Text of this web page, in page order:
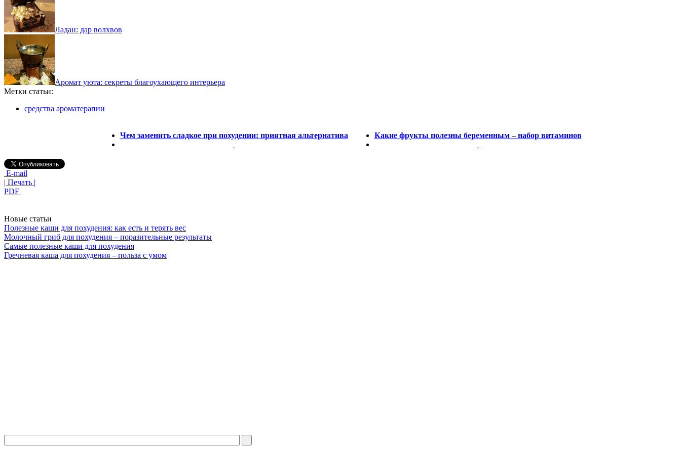
Ладан: дар волхвов
Аромат уюта: секреты благоухающего интерьера
Метки статьи:
средства ароматерапии
Чем заменить сладкое при похудении: приятная альтернатива Какие фрукты полезны беременным – набор витаминов
E-mail
| Печать |
PDF
Новые статьи
Полезные каши для похудения: как есть и терять вес
Молочный гриб для похудения – поразительные результаты
Самые полезные каши для похудения
Гречневая каша для похудения – польза с умом